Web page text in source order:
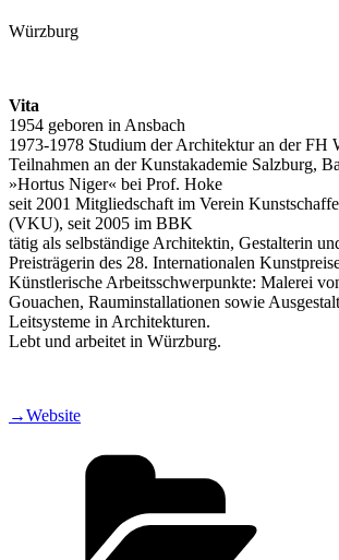
Würzburg
Vita
1954 geboren in Ansbach
1973-1978 Studium der Architektur an der FH
Teilnahmen an der Kunstakademie Salzburg,
»Hortus Niger« bei Prof. Hoke
seit 2001 Mitgliedschaft im Verein
(VKU), seit 2005 im BBK
tätig als selbständige Architektin, Gestalterin
Preisträgerin des 28. Internationalen
Künstlerische Arbeitsschwerpunkte: Malerei
Gouachen, Rauminstallationen sowie
Leitsysteme in Architekturen.
Lebt und arbeitet in Würzburg.
→Website